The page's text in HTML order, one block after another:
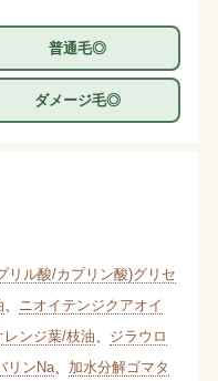
普通毛◎
ダメージ毛◎
リル酸/カプリン酸)グリセ
ニオイテンジクアオイ
レンジ葉/枝油
ジラウロ
リンNa、 加水分解ゴマタ